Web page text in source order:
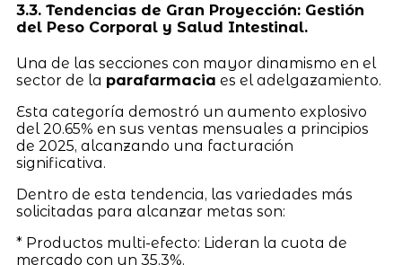
3.3. Tendencias de Gran Proyección: Gestión
del Peso Corporal y Salud Intestinal.
Una de las secciones con mayor dinamismo en el
sector de la parafarmacia es el adelgazamiento.
Esta categoría demostró un aumento explosivo
del 20.65% en sus ventas mensuales a principios
de 2025, alcanzando una facturación
significativa.
Dentro de esta tendencia, las variedades más
solicitadas para alcanzar metas son:
* Productos multi-efecto: Lideran la cuota de
mercado con un 35.3%.